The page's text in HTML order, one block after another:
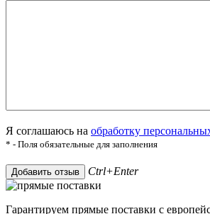
Я соглашаюсь на обработку
* - Поля обязательные для заполнения
Добавить отзыв Ctrl+Enter
Гарантируем прямые поставки с